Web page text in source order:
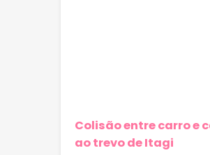
Colisão entre carro e
ao trevo de Itagi